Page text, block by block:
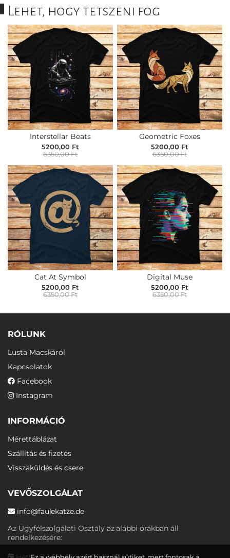
Lehet, hogy tetszeni fog
Interstellar Beats
5200,00 Ft
6350,00 Ft
Geometric Foxes
5200,00 Ft
6350,00 Ft
Cat At Symbol
5200,00 Ft
6350,00 Ft
Digital Muse
5200,00 Ft
6350,00 Ft
RÓLUNK
Lusta Macskáról
Kapcsolatok
Facebook
Instagram
INFORMÁCIÓ
Mérettáblázat
Szállítás és fizetés
Visszaküldés és csere
VEVŐSZOLGÁLAT
info@faulekatze.de
Az Ügyfélszolgálati Osztály az alábbi órákban áll
rendelkezésére: